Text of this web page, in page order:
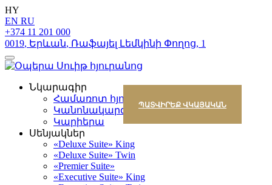
HY
EN RU
+374 11 201 000
0019, Երևան, Ռաֆայել Լեմկինի Փողոց, 1
Նկարագիր
Համառոտ հյուրանոցի մասին
Կանոնակարգ
Կարիերա
Սենյակներ
«Deluxe Suite» King
«Deluxe Suite» Twin
«Premier Suite»
«Executive Suite» King
ՊԱՏՎԻՐԵՔ ՎԿԱՅԱԿԱՆ